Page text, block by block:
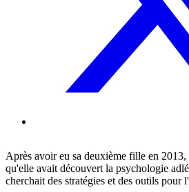
Après avoir eu sa deuxième fille en
qu'elle avait découvert la psychologie
cherchait des stratégies et des outils pour